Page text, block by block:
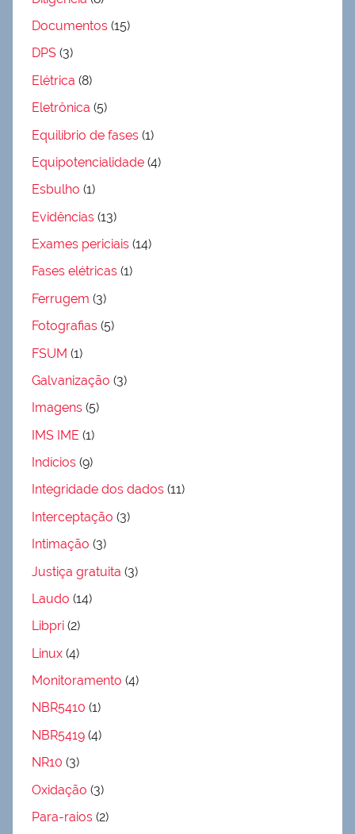
Documentos (15)
DPS (3)
Elétrica (8)
Eletrônica (5)
Equilíbrio de fases (1)
Equipotencialidade (4)
Esbulho (1)
Evidências (13)
Exames periciais (14)
Fases elétricas (1)
Ferrugem (3)
Fotografias (5)
FSUM (1)
Galvanização (3)
Imagens (5)
IMS IME (1)
Indícios (9)
Integridade dos dados (11)
Interceptação (3)
Intimação (3)
Justiça gratuita (3)
Laudo (14)
Libpri (2)
Linux (4)
Monitoramento (4)
NBR5410 (1)
NBR5419 (4)
NR10 (3)
Oxidação (3)
Para-raios (2)